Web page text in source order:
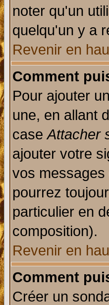
noter qu'un
quelqu'un y a
Revenir en
Comment
Pour ajouter
une, en allant
caseAttacher
ajouter votre
vos
pourrez
particulier en
composition).
Revenir en
Comment
Créer un